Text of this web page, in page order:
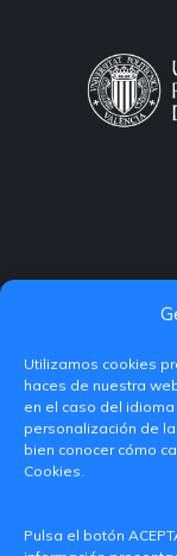
Utilizamos cookies
haces de nuestra
en el caso del
personalización de
bien conocer cómo
Cookies.
Pulsa el botón